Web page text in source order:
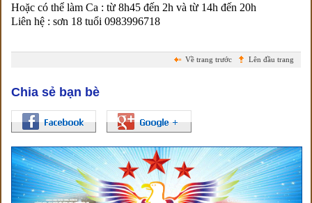
Hoặc có thể làm Ca : từ 8h45 đến 2h và từ 14h đến 20h
Liên hệ : sơn 18 tuổi 0983996718
Lên đầu trang
Về trang trước
Chia sẻ bạn bè